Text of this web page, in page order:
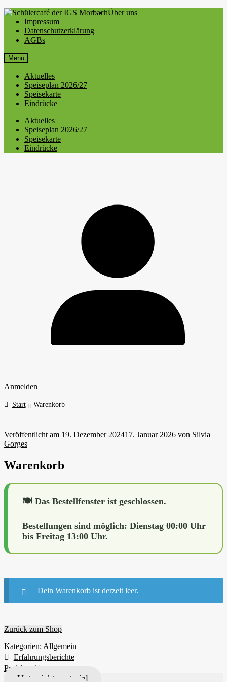
Über uns
Impressum
Datenschutzerklärung
AGBs
Menü
Aktuelles
Speiseplan 2026/27
Speisekarte
Eindrücke
Aktuelles
Speiseplan 2026/27
Speisekarte
Eindrücke
Anmelden
Start Warenkorb
Veröffentlicht am 19. Dezember 202417. Januar 2026 von Silvia
Gorges
Warenkorb
🍽 Das Bestellfenster ist geschlossen.
Bestellungen sind möglich: Dienstag 00:00 Uhr
bis Freitag 13:00 Uhr.
Dein Warenkorb ist derzeit leer.
Zurück zum Shop
Kategorien: Allgemein
Erfahrungsberichte
Projekte
Unterrichtsmaterial